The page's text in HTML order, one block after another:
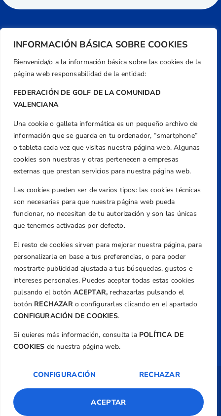
INFORMACIÓN BÁSICA SOBRE COOKIES
Bienvenida/o a la información básica sobre las cookies de la
página web responsabilidad de la entidad:
FEDERACIÓN DE GOLF DE LA COMUNIDAD
VALENCIANA
Una cookie o galleta informática es un pequeño archivo de
información que se guarda en tu ordenador, “smartphone”
o tableta cada vez que visitas nuestra página web. Algunas
cookies son nuestras y otras pertenecen a empresas
externas que prestan servicios para nuestra página web.
Las cookies pueden ser de varios tipos: las cookies técnicas
son necesarias para que nuestra página web pueda
funcionar, no necesitan de tu autorización y son las únicas
que tenemos activadas por defecto.
El resto de cookies sirven para mejorar nuestra página, para
personalizarla en base a tus preferencias, o para poder
mostrarte publicidad ajustada a tus búsquedas, gustos e
intereses personales. Puedes aceptar todas estas cookies
pulsando el botón ACEPTAR, rechazarlas pulsando el
botón RECHAZARo configurarlas clicando en el apartado
CONFIGURACIÓN DE COOKIES.
Si quieres más información, consulta la POLÍTICA DE
COOKIES de nuestra página web.
CONFIGURACIÓN RECHAZAR
ACEPTAR
Dirección
Centre de L´Esport, Carrer d'Isaac Peral i
Caballero, Nº 5, Despachos 2 y 3, 46980,
Valencia
+34 961 367 799
Email
federacion@golfcv.com
Aviso Legal
Política de Privacidad
Transparencia
Normativa
Federación
TecnoQuatre